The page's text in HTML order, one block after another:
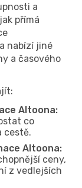
a
přímá
nabízí jiné
a časového
Altoona:
co
cestě.
Altoona:
ceny,
z vedlejších